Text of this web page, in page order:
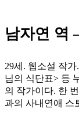
남자연 역
29세. 웹소설 작
님의 식단표> 등
의 작가이다. 한
과의 사내연애 스